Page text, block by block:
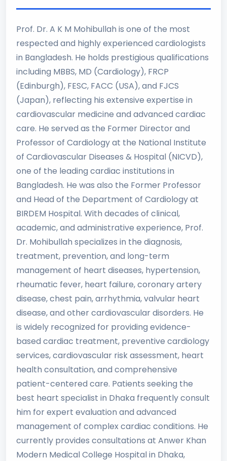
Prof. Dr. A K M Mohibullah is one of the most
respected and highly experienced cardiologists
in Bangladesh. He holds prestigious qualifications
including MBBS, MD (Cardiology), FRCP
(Edinburgh), FESC, FACC (USA), and FJCS
(Japan), reflecting his extensive expertise in
cardiovascular medicine and advanced cardiac
care. He served as the Former Director and
Professor of Cardiology at the National Institute
of Cardiovascular Diseases & Hospital (NICVD),
one of the leading cardiac institutions in
Bangladesh. He was also the Former Professor
and Head of the Department of Cardiology at
BIRDEM Hospital. With decades of clinical,
academic, and administrative experience, Prof.
Dr. Mohibullah specializes in the diagnosis,
treatment, prevention, and long-term
management of heart diseases, hypertension,
rheumatic fever, heart failure, coronary artery
disease, chest pain, arrhythmia, valvular heart
disease, and other cardiovascular disorders. He
is widely recognized for providing evidence-
based cardiac treatment, preventive cardiology
services, cardiovascular risk assessment, heart
health consultation, and comprehensive
patient-centered care. Patients seeking the
best heart specialist in Dhaka frequently consult
him for expert evaluation and advanced
management of complex cardiac conditions. He
currently provides consultations at Anwer Khan
Modern Medical College Hospital in Dhaka,